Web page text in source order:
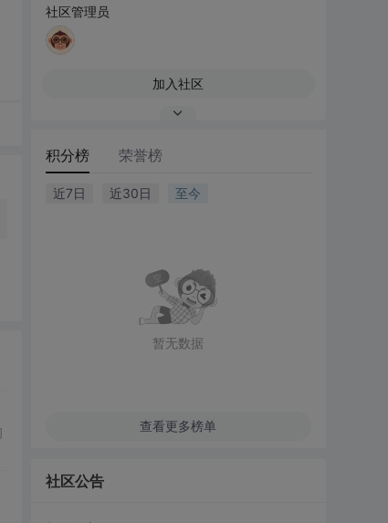
社区管理员
加入社区
积分榜 荣誉榜
近7日 近30日 至今
暂无数据
查看更多榜单
社区公告